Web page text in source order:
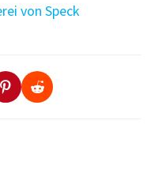
von Speck